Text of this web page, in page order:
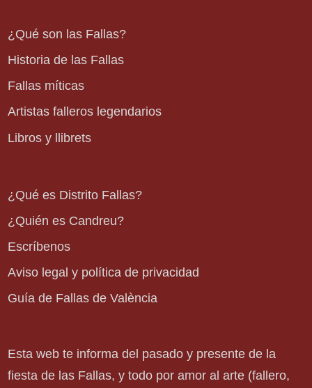
¿Qué son las Fallas?
Historia de las Fallas
Fallas míticas
Artistas falleros legendarios
Libros y llibrets
¿Qué es Distrito Fallas?
¿Quién es Candreu?
Escríbenos
Aviso legal y política de privacidad
Guía de Fallas de València
Esta web te informa del pasado y presente de la
fiesta de las Fallas, y todo por amor al arte (fallero,